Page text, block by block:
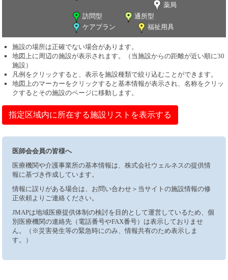
薬局
訪問型
通所型
ケアプラン
福祉用具
施設の場所は正確でない場合があります。
地図上に周辺の施設が表示されます。（当施設からの距離が近い順に30
施設）
凡例をクリックすると、表示を施設種類で絞り込むことができます。
地図上のマーカーをクリックすると基本情報が表示され、名称をクリッ
クするとその施設のページに移動します。
指定区域内に所在する施設リストを表示する
医師会会員の皆様へ
医療機関や介護事業所の基本情報は、株式会社ウェルネスの提供情
報に基づき作成しています。
情報に誤りがある場合は、お問い合わせ＞当サイトの施設情報の修
正依頼よりご連絡ください。
JMAPは地域医療提供体制の検討を目的として運営しているため、個
別医療機関の連絡先（電話番号やFAX番号）は表示しておりませ
ん。（※災害発生等の緊急時にのみ、情報共有のため表示しま
す。）